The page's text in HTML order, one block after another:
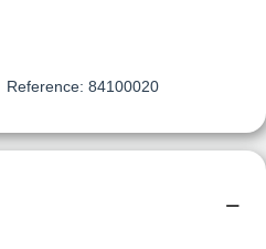
Reference: 84100020